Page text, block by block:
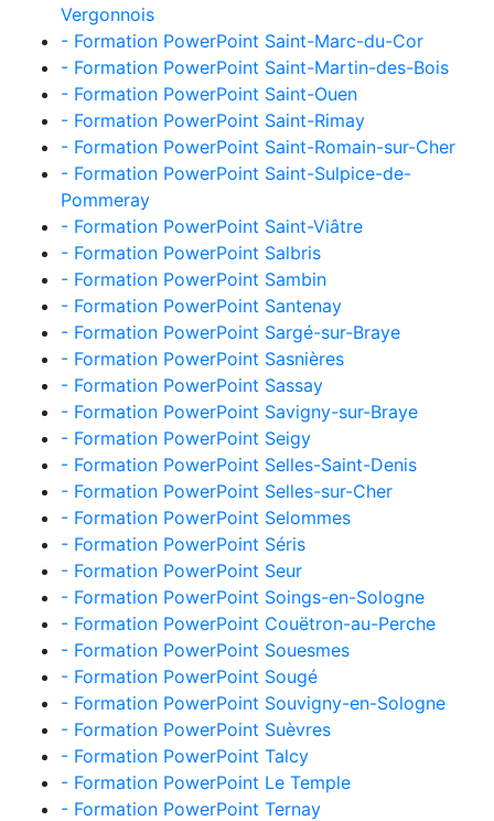
Vergonnois
- Formation PowerPoint Saint-Marc-du-Cor
- Formation PowerPoint Saint-Martin-des-Bois
- Formation PowerPoint Saint-Ouen
- Formation PowerPoint Saint-Rimay
- Formation PowerPoint Saint-Romain-sur-Cher
- Formation PowerPoint Saint-Sulpice-de-
Pommeray
- Formation PowerPoint Saint-Viâtre
- Formation PowerPoint Salbris
- Formation PowerPoint Sambin
- Formation PowerPoint Santenay
- Formation PowerPoint Sargé-sur-Braye
- Formation PowerPoint Sasnières
- Formation PowerPoint Sassay
- Formation PowerPoint Savigny-sur-Braye
- Formation PowerPoint Seigy
- Formation PowerPoint Selles-Saint-Denis
- Formation PowerPoint Selles-sur-Cher
- Formation PowerPoint Selommes
- Formation PowerPoint Séris
- Formation PowerPoint Seur
- Formation PowerPoint Soings-en-Sologne
- Formation PowerPoint Couëtron-au-Perche
- Formation PowerPoint Souesmes
- Formation PowerPoint Sougé
- Formation PowerPoint Souvigny-en-Sologne
- Formation PowerPoint Suèvres
- Formation PowerPoint Talcy
- Formation PowerPoint Le Temple
- Formation PowerPoint Ternay